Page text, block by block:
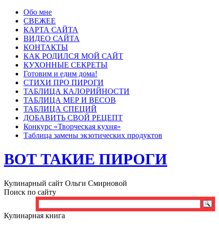
Обо мне
СВЕЖЕЕ
КАРТА САЙТА
ВИДЕО САЙТА
КОНТАКТЫ
КАК РОДИЛСЯ МОЙ САЙТ
КУХОННЫЕ СЕКРЕТЫ
Готовим и едим дома!
СТИХИ ПРО ПИРОГИ
ТАБЛИЦА КАЛОРИЙНОСТИ
ТАБЛИЦА МЕР И ВЕСОВ
ТАБЛИЦА СПЕЦИЙ
ДОБАВИТЬ СВОЙ РЕЦЕПТ
Конкурс «Творческая кухня»
Таблица замены экзотических продуктов
ВОТ ТАКИЕ ПИРОГИ
Кулинарный сайт Ольги Смирновой
Поиск по сайту
Кулинарная книга